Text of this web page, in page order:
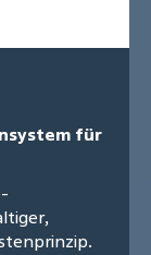
für